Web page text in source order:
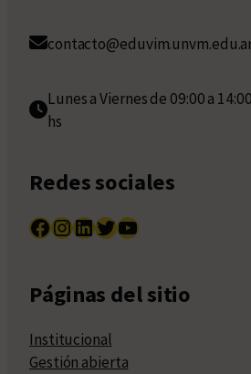
Lunes a Viernes de 09:00 a
hs
Redes sociales
Facebook InstagramLinkedIn Twitter YouTube
Páginas del sitio
Institucional
Gestión abierta